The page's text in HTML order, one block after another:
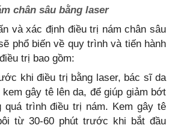
chân sâu bằng laser
và xác định điều trị nám chân sâu
phổ biến về quy trình và tiến hành
trị bao gồm:
khi điều trị bằng laser, bác sĩ da
gây tê lên da, để giúp giảm bớt
quá trình điều trị nám. Kem gây tê
từ 30-60 phút trước khi bắt đầu